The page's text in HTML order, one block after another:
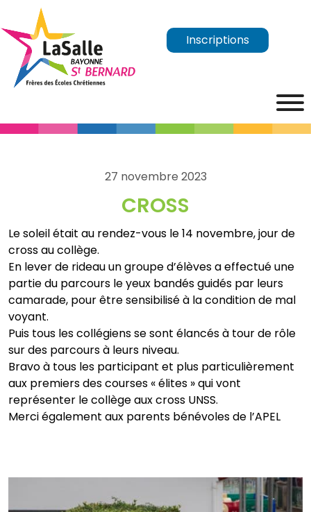
Inscriptions
27 novembre 2023
CROSS
Le soleil était au rendez-vous le 14 novembre, jour de
cross au collège.
En lever de rideau un groupe d’élèves a effectué une
partie du parcours le yeux bandés guidés par leurs
camarade, pour être sensibilisé à la condition de mal
voyant.
Puis tous les collégiens se sont élancés à tour de rôle
sur des parcours à leurs niveau.
Bravo à tous les participant et plus particulièrement
aux premiers des courses « élites » qui vont
représenter le collège aux cross UNSS.
Merci également aux parents bénévoles de l’APEL